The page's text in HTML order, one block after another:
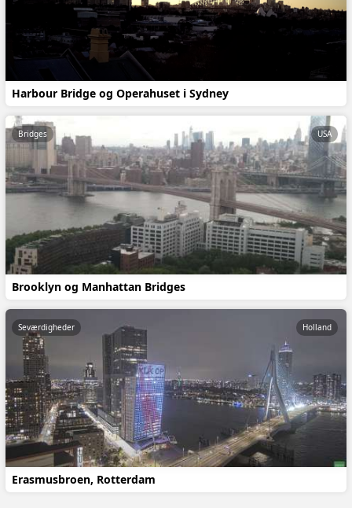
Harbour Bridge og Operahuset i Sydney
Brooklyn og Manhattan Bridges
Bridges USA
Erasmusbroen, Rotterdam
Seværdigheder Holland